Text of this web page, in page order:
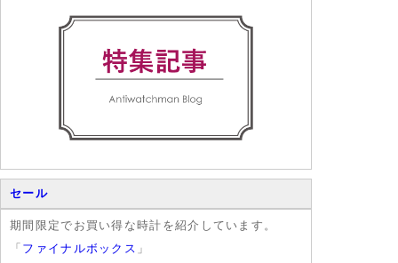
セール
期間限定でお買い得な時計を紹介しています。
「 ファイナルボックス 」